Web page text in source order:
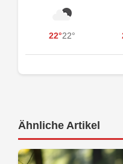
22°22°
Ähnliche Artikel